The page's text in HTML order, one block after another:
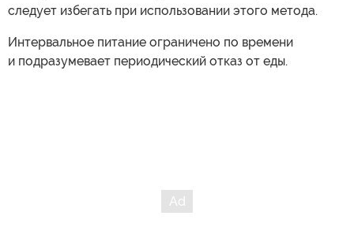
следует избегать при использовании этого метода.
Интервальное питание ограничено по времени
и подразумевает периодический отказ от еды.